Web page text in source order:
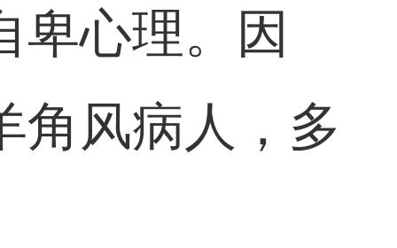
卑心理。因
角风病人，多